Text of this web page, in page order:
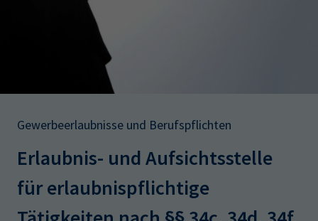
Leichte Sprache
Karriere
IHK Akademie
34d
Wirtschaftsfachwirt
Sachkundeprüfung
Betriebswirt
Gewerbeerlaubnisse und Berufspflichten
Erlaubnis- und Aufsichtsstelle
für erlaubnispflichtige